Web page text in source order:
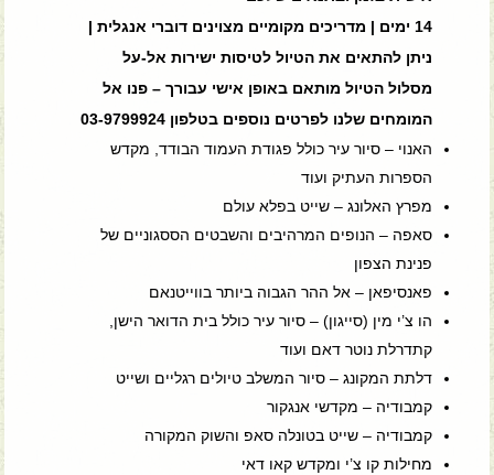
14 ימים | מדריכים מקומיים מצוינים דוברי אנגלית |
ניתן להתאים את הטיול לטיסות ישירות אל-על
מסלול הטיול מותאם באופן אישי עבורך – פנו אל
המומחים שלנו לפרטים נוספים בטלפון 03-9799924
האנוי – סיור עיר כולל פגודת העמוד הבודד, מקדש
הספרות העתיק ועוד
מפרץ האלונג – שייט בפלא עולם
סאפה – הנופים המרהיבים והשבטים הססגוניים של
פנינת הצפון
פאנסיפאן – אל ההר הגבוה ביותר בווייטנאם
הו צ’י מין (סייגון) – סיור עיר כולל בית הדואר הישן,
קתדרלת נוטר דאם ועוד
דלתת המקונג – סיור המשלב טיולים רגליים ושייט
קמבודיה – מקדשי אנגקור
קמבודיה – שייט בטונלה סאפ והשוק המקורה
מחילות קו צ’י ומקדש קאו דאי